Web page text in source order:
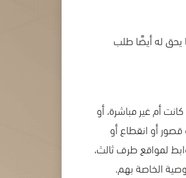
يحق له أيضًا طلب
أم غير مباشرة، أو
أو انقطاع أو
لمواقع طرف ثالث،
الخاصة بهم.